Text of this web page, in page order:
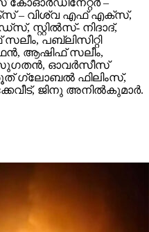
–
– വിശ്വ എഫ് എക്സ്,
സ്റ്റിൽസ്- നിദാദ്,
പബ്ലിസിറ്റി
ആഷിഫ് സലീം,
സുഗതൻ, ഓവർസീസ്
ഗ്ലോബൽ ഫിലിംസ്,
ജിനു അനിൽകുമാർ.